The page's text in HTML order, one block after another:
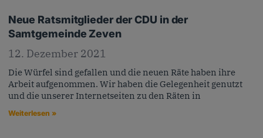
Neue Ratsmitglieder der CDU in der
Samtgemeinde Zeven
12. Dezember 2021
Die Würfel sind gefallen und die neuen Räte haben ihre
Arbeit aufgenommen. Wir haben die Gelegenheit genutzt
und die unserer Internetseiten zu den Räten in
Weiterlesen »